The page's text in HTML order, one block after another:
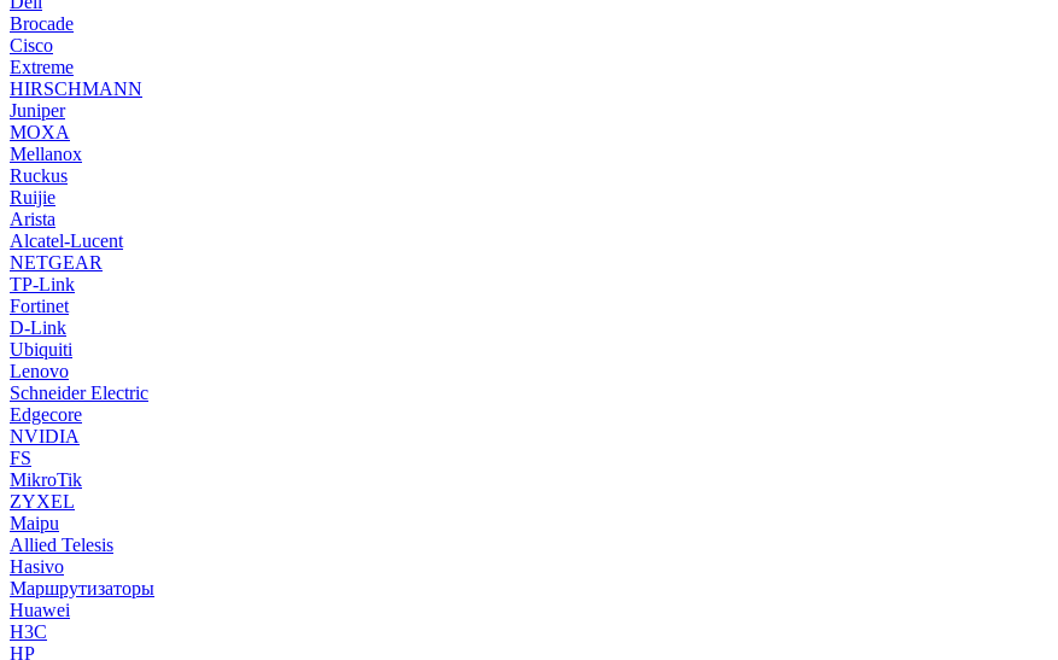
Brocade
Cisco
Extreme
HIRSCHMANN
Juniper
MOXA
Mellanox
Ruckus
Ruijie
Arista
Alcatel-Lucent
NETGEAR
TP-Link
Fortinet
D-Link
Ubiquiti
Lenovo
Schneider Electric
Edgecore
NVIDIA
FS
MikroTik
ZYXEL
Maipu
Allied Telesis
Hasivo
Маршрутизаторы
Huawei
H3C
HP